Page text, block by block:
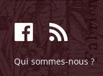
Qui sommes-nous ?